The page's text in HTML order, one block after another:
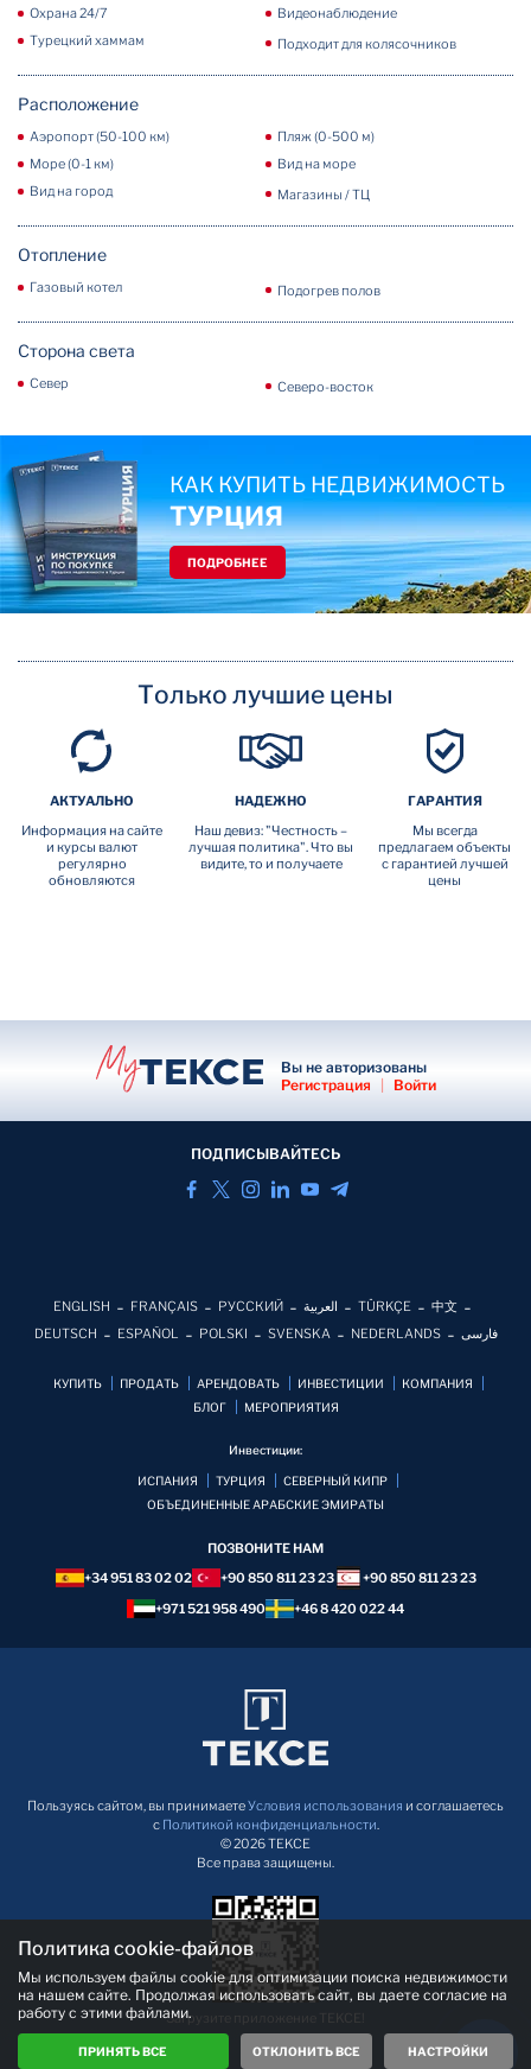
Охрана 24/7
Видеонаблюдение
Турецкий хаммам
Подходит для колясочников
Расположение
Аэропорт (50-100 км)
Пляж (0-500 м)
Море (0-1 км)
Вид на море
Вид на город
Магазины / ТЦ
Отопление
Газовый котел Подогрев полов
Сторона света
Север Северо-восток
КАК КУПИТЬ НЕДВИЖИМОСТЬ
ТУРЦИЯ
ПОДРОБНЕЕ
Только лучшие цены
АКТУАЛЬНО
Информация на сайте
и курсы валют
регулярно
обновляются
НАДЕЖНО
Наш девиз: "Честность –
лучшая политика". Что вы
видите, то и получаете
ГАРАНТИЯ
Мы всегда
предлагаем объекты
с гарантией лучшей
цены
Вы не авторизованы
Регистрация
| Войти
ПОДПИСЫВАЙТЕСЬ
ENGLISH FRANÇAIS РУССКИЙ العربية TÜRKÇE
中文
DEUTSCH
ESPAÑOL POLSKI SVENSKA NEDERLANDS فارسی
КУПИТЬ ПРОДАТЬ АРЕНДОВАТЬ ИНВЕСТИЦИИ
КОМПАНИЯ
БЛОГ
MЕРОПРИЯТИЯ
Инвестиции:
ИСПАНИЯ ТУРЦИЯ
СЕВЕРНЫЙ КИПР
ОБЪЕДИНЕННЫЕ АРАБСКИЕ ЭМИРАТЫ
ПОЗВОНИТЕ НАМ
+34 951 83 02 02
+90 850 811 23 23
+90 850 811 23 23
+971 521 958 490
+46 8 420 022 44
Пользуясь сайтом, вы принимаетеУсловия использования и соглашаетесь
с Политикой конфиденциальности.
© 2026 TEKCE
Все права защищены.
Загрузите приложение TEKCE!
Политика cookie-файлов
Мы используем файлы cookie для оптимизации поиска недвижимости
на нашем сайте. Продолжая использовать сайт, вы даете согласие на
работу с этими файлами.
ПРИНЯТЬ ВСЕ ОТКЛОНИТЬ ВСЕ НАСТРОЙКИ